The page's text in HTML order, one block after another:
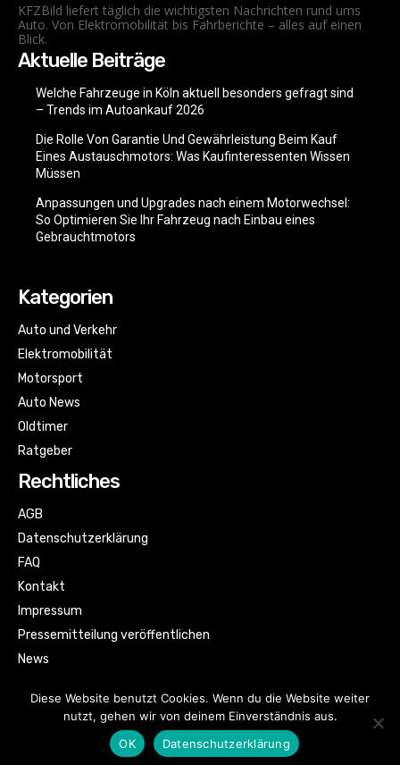
KFZBild liefert täglich die wichtigsten Nachrichten rund ums
Auto. Von Elektromobilität bis Fahrberichte – alles auf einen
Blick.
Aktuelle Beiträge
Welche Fahrzeuge in Köln aktuell besonders gefragt sind
– Trends im Autoankauf 2026
Die Rolle Von Garantie Und Gewährleistung Beim Kauf
Eines Austauschmotors: Was Kaufinteressenten Wissen
Müssen
Anpassungen und Upgrades nach einem Motorwechsel:
So Optimieren Sie Ihr Fahrzeug nach Einbau eines
Gebrauchtmotors
Kategorien
Auto und Verkehr
Elektromobilität
Motorsport
Auto News
Oldtimer
Ratgeber
Rechtliches
AGB
Datenschutzerklärung
FAQ
Kontakt
Impressum
Pressemitteilung veröffentlichen
News
© Automagazin für alle by kfzbild.com | All rights reserved.
Diese Website benutzt Cookies. Wenn du die Website weiter
nutzt, gehen wir von deinem Einverständnis aus.
OK
Datenschutzerklärung